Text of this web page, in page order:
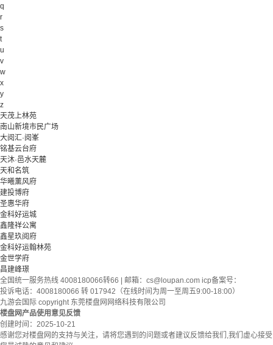
q
r
s
t
u
v
w
x
y
z
天茂上林苑
南山新境市民广场
大阅汇·阅峯
铭基云台府
天沐·邑水天麓
天和名筑
华曦薰风府
建投博府
圣惠华府
金科好运城
鑫隆祥公寓
鑫星玖阅府
金科好运翰林苑
金世学府
昌建峰璟
全国统一服务热线 4008180066转66 | 邮箱： cs@loupan.com icp备案号：
投诉电话：4008180066 转 017942（在线时间为周一至周五9:00-18:00）
九游会国际 copyright 东莞楼盘网网络科技有限公司
楼盘网产品使用意见反馈
创建时间： 2025-10-21
感谢您对楼盘网的支持与关注，请将您遇到的问题或者建议反馈给我们,我们虚心接受